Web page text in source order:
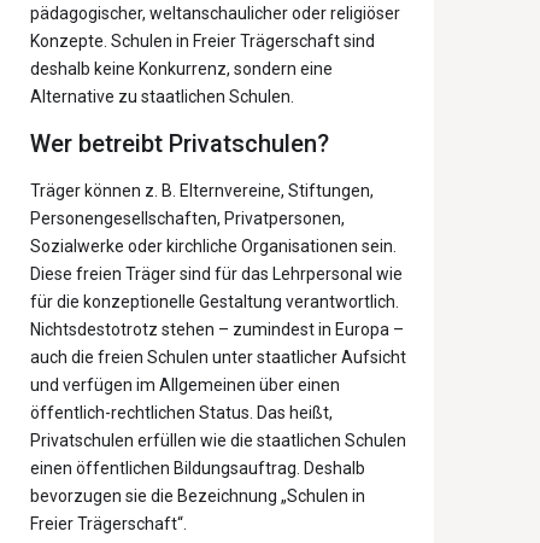
pädagogischer, weltanschaulicher oder religiöser
Konzepte. Schulen in Freier Trägerschaft sind
deshalb keine Konkurrenz, sondern eine
Alternative zu staatlichen Schulen.
Wer betreibt Privatschulen?
Träger können z. B. Elternvereine, Stiftungen,
Personengesellschaften, Privatpersonen,
Sozialwerke oder kirchliche Organisationen sein.
Diese freien Träger sind für das Lehrpersonal wie
für die konzeptionelle Gestaltung verantwortlich.
Nichtsdestotrotz stehen – zumindest in Europa –
auch die freien Schulen unter staatlicher Aufsicht
und verfügen im Allgemeinen über einen
öffentlich-rechtlichen Status. Das heißt,
Privatschulen erfüllen wie die staatlichen Schulen
einen öffentlichen Bildungsauftrag. Deshalb
bevorzugen sie die Bezeichnung „Schulen in
Freier Trägerschaft“.